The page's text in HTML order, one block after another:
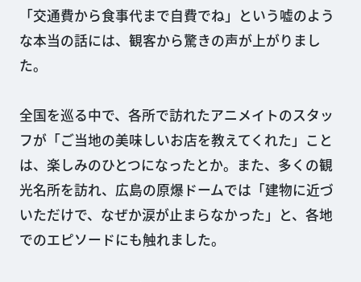
「交通費から食事代まで自費でね」という嘘のよう
な本当の話には、観客から驚きの声が上がりまし
た。
全国を巡る中で、各所で訪れたアニメイトのスタッ
フが「ご当地の美味しいお店を教えてくれた」こと
は、楽しみのひとつになったとか。また、多くの観
光名所を訪れ、広島の原爆ドームでは「建物に近づ
いただけで、なぜか涙が止まらなかった」と、各地
でのエピソードにも触れました。